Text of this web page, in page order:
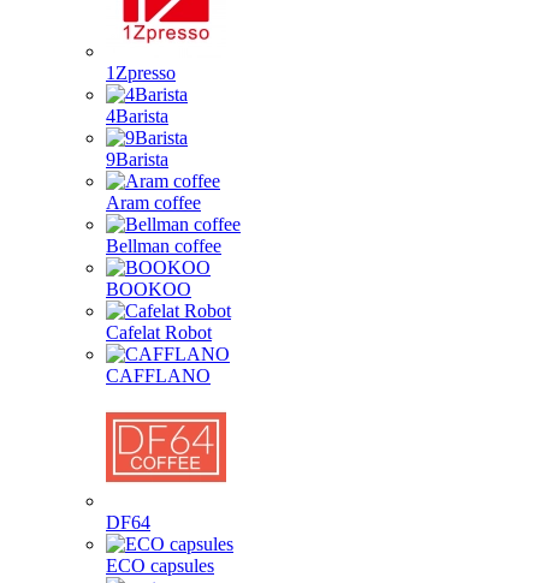
1Zpresso
4Barista
9Barista
Aram coffee
Bellman coffee
BOOKOO
Cafelat Robot
CAFFLANO
DF64
ECO capsules